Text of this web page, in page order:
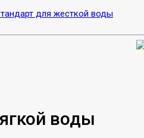
для жесткой воды
воды